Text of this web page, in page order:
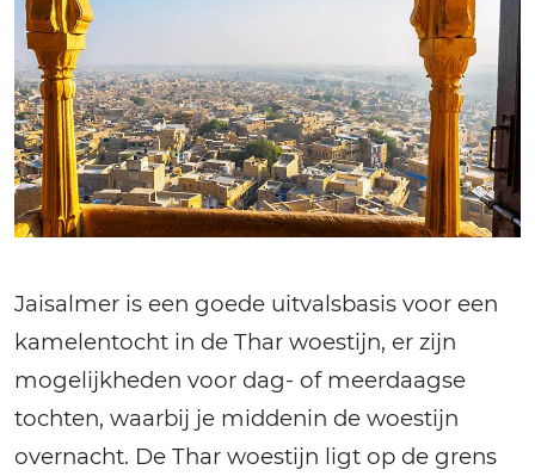
Jaisalmer is een goede uitvalsbasis voor een
kamelentocht in de Thar woestijn, er zijn
mogelijkheden voor dag- of meerdaagse
tochten, waarbij je middenin de woestijn
overnacht. De Thar woestijn ligt op de grens